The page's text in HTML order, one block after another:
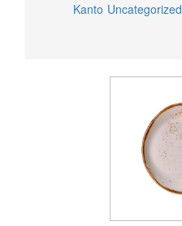
Kanto Uncategorized